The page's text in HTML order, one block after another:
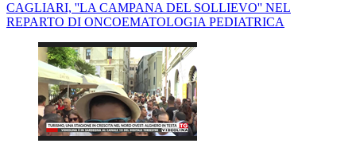
CAGLIARI, ''LA CAMPANA DEL SOLLIEVO'' NEL
REPARTO DI ONCOEMATOLOGIA PEDIATRICA